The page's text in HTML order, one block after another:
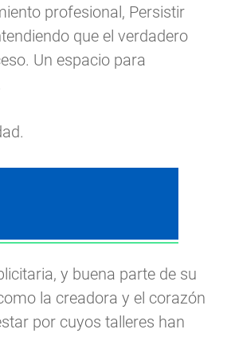
profesional, Persistir
que el verdadero
Un espacio para
y buena parte de su
la creadora y el corazón
por cuyos talleres han